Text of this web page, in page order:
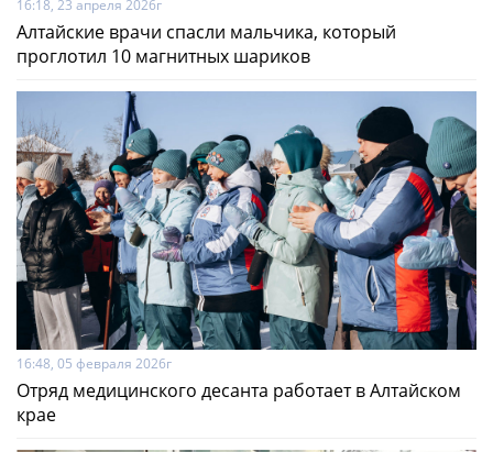
16:18, 23 апреля 2026г
Алтайские врачи спасли мальчика, который
проглотил 10 магнитных шариков
16:48, 05 февраля 2026г
Отряд медицинского десанта работает в Алтайском
крае